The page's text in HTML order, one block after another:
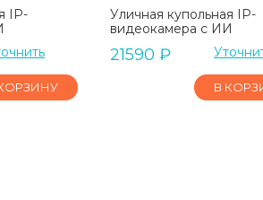
IP-
Уличная купольная IP-
видеокамера с ИИ
21590 ₽
В